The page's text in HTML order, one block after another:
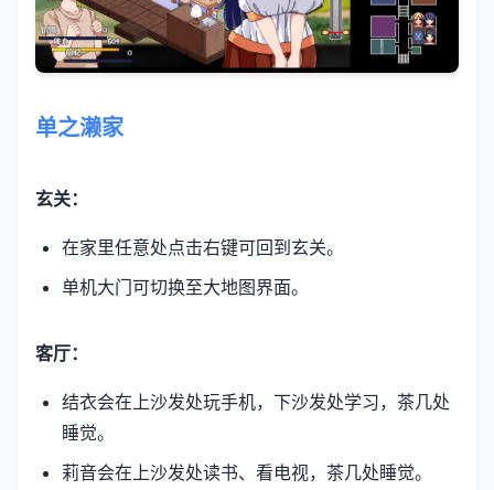
单之濑家
玄关：
在家里任意处点击右键可回到玄关。
单机大门可切换至大地图界面。
客厅：
结衣会在上沙发处玩手机，下沙发处学习，茶几处
睡觉。
莉音会在上沙发处读书、看电视，茶几处睡觉。